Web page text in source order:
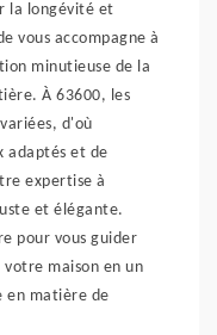
la longévité et
vous accompagne à
minutieuse de la
À 63600, les
d'où
adaptés et de
expertise à
et élégante.
pour vous guider
maison en un
en matière de